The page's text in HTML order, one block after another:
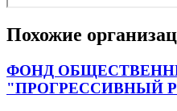
Похожие
ФОНД
"ПРОГРЕССИВНЫЙ